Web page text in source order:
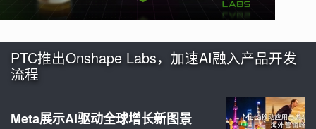
PTC推出Onshape Labs，加速AI融入产品开发
流程
Meta展示AI驱动全球增长新图景